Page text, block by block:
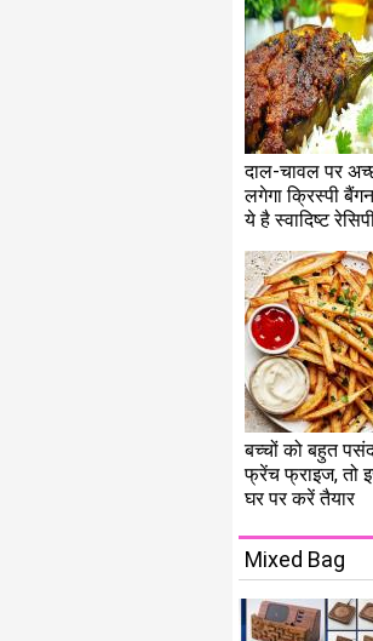
दाल-चावल पर
लगेगा क्रिस्पी
ये है स्वादिष्ट
बच्चों को बहुत
फ्रेंच फ्राइज, तो
घर पर करें तैयार
Mixed Bag